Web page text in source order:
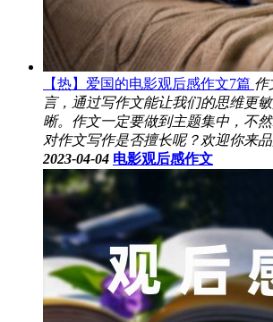
【热】爱国的电影观后感作文7篇 作
言，通过写作文能让我们的思维更
晰。作文一定要做到主题集中，不
对作文写作是否擅长呢？欢迎你来
2023-04-04 电影观后感作文